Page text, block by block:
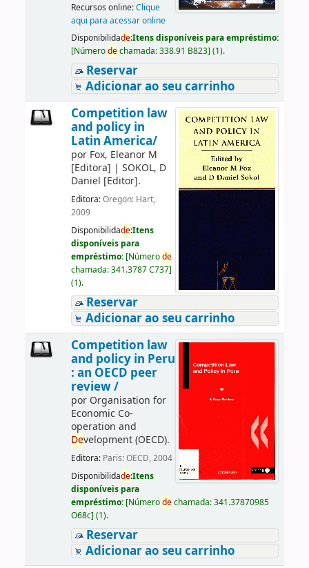
Recursos online:Clique
aqui para acessar online
Disponibilidade:Itens disponíveis para empréstimo:
[Númerodechamada:338.91 B823] (1).
Reservar
Adicionar ao seu carrinho
Competition law
and policy in
Latin America/
por Fox, Eleanor M
[Editora] | SOKOL, D
Daniel [Editor].
Editora:Oregon: Hart,
2009
Disponibilidade:Itens
disponíveis para
empréstimo: [Númerode
chamada:341.3787 C737]
(1).
Reservar
Adicionar ao seu carrinho
Competition law
and policy in Peru
: an OECD peer
review /
por Organisation for
Economic Co-
operation and
Development (OECD).
Editora: Paris: OECD, 2004
Disponibilidade:Itens
disponíveis para
empréstimo: [Númerodechamada:341.37870985
O68c] (1).
Reservar
Adicionar ao seu carrinho